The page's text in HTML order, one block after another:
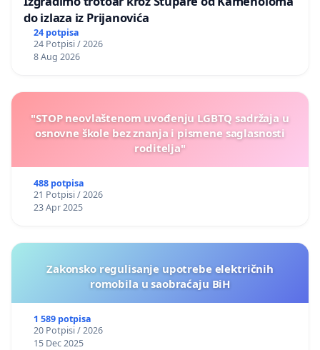
do izlaza iz Prijanovića
24 potpisa
24 Potpisi / 2026
8 Aug 2026
"STOP neovlaštenom uvođenju LGBTQ sadržaja u
osnovne škole bez znanja i pismene saglasnosti
roditelja"
488 potpisa
21 Potpisi / 2026
23 Apr 2025
Zakonsko regulisanje upotrebe električnih
romobila u saobraćaju BiH
1 589 potpisa
20 Potpisi / 2026
15 Dec 2025